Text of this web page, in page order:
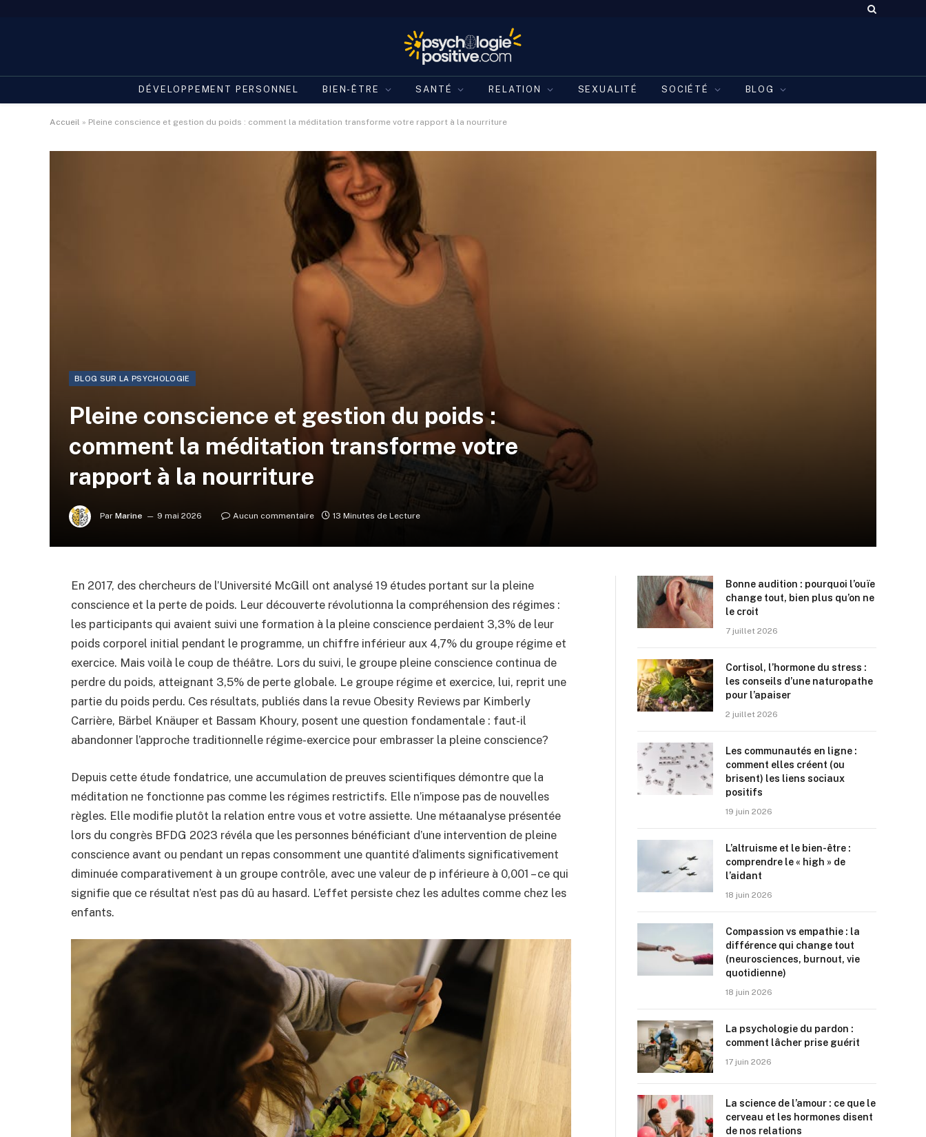
DÉVELOPPEMENT PERSONNEL BIEN-ÊTRE SANTÉ RELATION SEXUALITÉ SOCIÉTÉ BLOG
Accueil » Pleine conscience et gestion du poids : comment la méditation transforme votre rapport à la nourriture
BLOG SUR LA PSYCHOLOGIE
Pleine conscience et gestion du poids :
comment la méditation transforme votre
rapport à la nourriture
Par Marine 9 mai 2026 Aucun commentaire 13 Minutes de Lecture
En 2017, des chercheurs de l’Université McGill ont analysé 19 études portant sur la pleine
conscience et la perte de poids. Leur découverte révolutionna la compréhension des régimes :
les participants qui avaient suivi une formation à la pleine conscience perdaient 3,3% de leur
poids corporel initial pendant le programme, un chiffre inférieur aux 4,7% du groupe régime et
exercice. Mais voilà le coup de théâtre. Lors du suivi, le groupe pleine conscience continua de
perdre du poids, atteignant 3,5% de perte globale. Le groupe régime et exercice, lui, reprit une
partie du poids perdu. Ces résultats, publiés dans la revue Obesity Reviews par Kimberly
Carrière, Bärbel Knäuper et Bassam Khoury, posent une question fondamentale : faut-il
abandonner l’approche traditionnelle régime-exercice pour embrasser la pleine conscience?
Depuis cette étude fondatrice, une accumulation de preuves scientifiques démontre que la
méditation ne fonctionne pas comme les régimes restrictifs. Elle n’impose pas de nouvelles
règles. Elle modifie plutôt la relation entre vous et votre assiette. Une métaanalyse présentée
lors du congrès BFDG 2023 révéla que les personnes bénéficiant d’une intervention de pleine
conscience avant ou pendant un repas consomment une quantité d’aliments significativement
diminuée comparativement à un groupe contrôle, avec une valeur de p inférieure à 0,001 – ce qui
signifie que ce résultat n’est pas dû au hasard. L’effet persiste chez les adultes comme chez les
enfants.
Bonne audition : pourquoi l’ouïe
change tout, bien plus qu’on ne
le croit
7 juillet 2026
Cortisol, l’hormone du stress :
les conseils d’une naturopathe
pour l’apaiser
2 juillet 2026
Les communautés en ligne :
comment elles créent (ou
brisent) les liens sociaux
positifs
19 juin 2026
L’altruisme et le bien-être :
comprendre le « high » de
l’aidant
18 juin 2026
Compassion vs empathie : la
différence qui change tout
(neurosciences, burnout, vie
quotidienne)
18 juin 2026
La psychologie du pardon :
comment lâcher prise guérit
17 juin 2026
La science de l’amour : ce que le
cerveau et les hormones disent
de nos relations